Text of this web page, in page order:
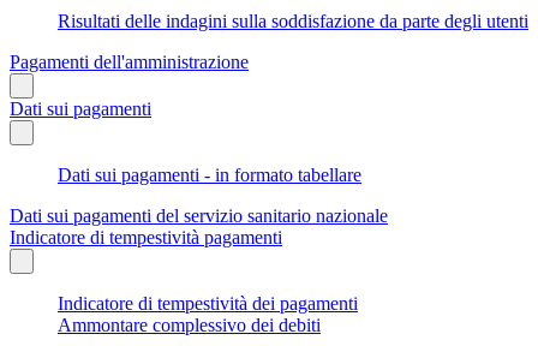
Risultati delle indagini sulla soddisfazione da parte degli utenti
Pagamenti dell'amministrazione
Dati sui pagamenti
Dati sui pagamenti - in formato tabellare
Dati sui pagamenti del servizio sanitario nazionale
Indicatore di tempestività pagamenti
Indicatore di tempestività dei pagamenti
Ammontare complessivo dei debiti